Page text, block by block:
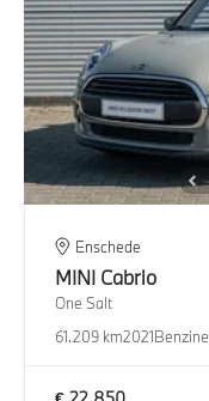
Enschede
MINI Cabrio
One Salt
61.209 km2021Benzine